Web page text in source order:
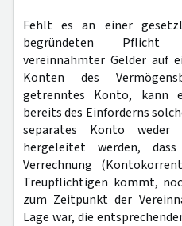
Fehlt es an einer
begründeten Pflicht
vereinnahmter Gelder auf
Konten des
getrenntes Konto, kann
bereits des Einforderns
separates Konto weder
hergeleitet werden,
Verrechnung
Treupflichtigen kommt,
zum Zeitpunkt der
Lage war, die